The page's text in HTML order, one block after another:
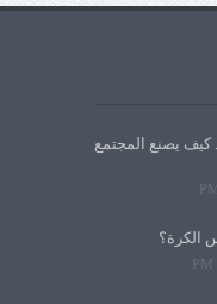
كيف يصنع المجتمع
الكرة؟